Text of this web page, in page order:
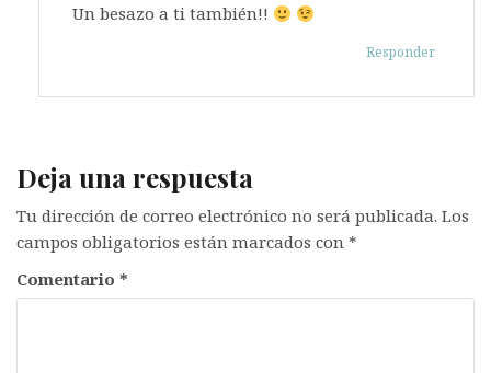
Un besazo a ti también!!
Responder
Deja una respuesta
Tu dirección de correo electrónico no será publicada. Los
campos obligatorios están marcados con *
Comentario *